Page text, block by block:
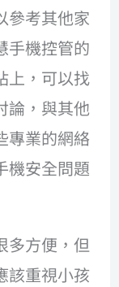
參考其他家
手機控管的
上，可以找
論，與其他
專業的網絡
機安全問題
多方便，但
該重視小孩